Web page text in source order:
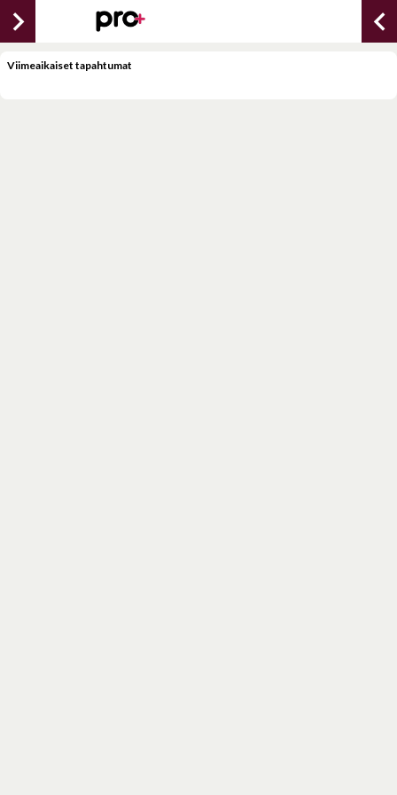
chevron_right chevron_left
Viimeaikaiset tapahtumat